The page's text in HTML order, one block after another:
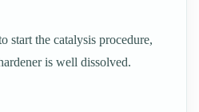
start the catalysis procedure,
is well dissolved.